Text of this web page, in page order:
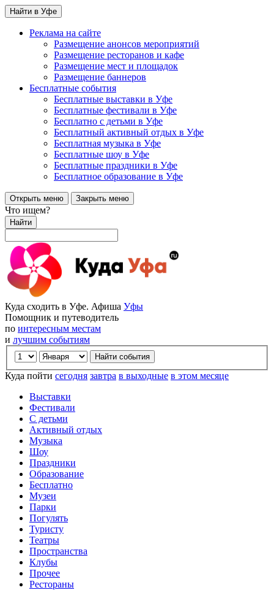
Найти в Уфе
Реклама на сайте
Размещение анонсов мероприятий
Размещение ресторанов и кафе
Размещение мест и площадок
Размещение баннеров
Бесплатные события
Бесплатные выставки в Уфе
Бесплатные фестивали в Уфе
Бесплатно с детьми в Уфе
Бесплатный активный отдых в Уфе
Бесплатная музыка в Уфе
Бесплатные шоу в Уфе
Бесплатные праздники в Уфе
Бесплатное образование в Уфе
Открыть меню Закрыть меню
Что ищем?
Найти
Куда сходить в Уфе. Афиша Уфы
Помощник и путеводитель
по интересным местам
и лучшим событиям
Куда пойти сегодня завтра в выходные в этом месяце
Выставки
Фестивали
С детьми
Активный отдых
Музыка
Шоу
Праздники
Образование
Бесплатно
Музеи
Парки
Погулять
Туристу
Театры
Пространства
Клубы
Прочее
Рестораны